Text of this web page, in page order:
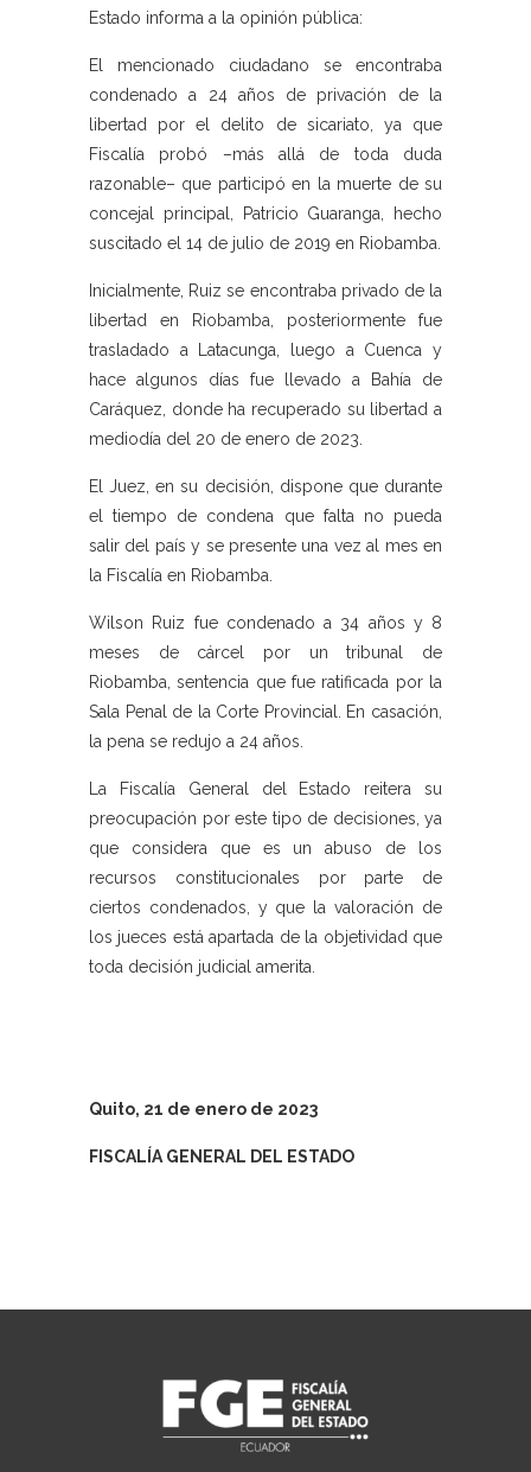
Estado informa a la opinión pública:
El mencionado ciudadano se encontraba
condenado a 24 años de privación de la
libertad por el delito de sicariato, ya que
Fiscalía probó –más allá de toda duda
razonable– que participó en la muerte de su
concejal principal, Patricio Guaranga, hecho
suscitado el 14 de julio de 2019 en Riobamba.
Inicialmente, Ruiz se encontraba privado de la
libertad en Riobamba, posteriormente fue
trasladado a Latacunga, luego a Cuenca y
hace algunos días fue llevado a Bahía de
Caráquez, donde ha recuperado su libertad a
mediodía del 20 de enero de 2023.
El Juez, en su decisión, dispone que durante
el tiempo de condena que falta no pueda
salir del país y se presente una vez al mes en
la Fiscalía en Riobamba.
Wilson Ruiz fue condenado a 34 años y 8
meses de cárcel por un tribunal de
Riobamba, sentencia que fue ratificada por la
Sala Penal de la Corte Provincial. En casación,
la pena se redujo a 24 años.
La Fiscalía General del Estado reitera su
preocupación por este tipo de decisiones, ya
que considera que es un abuso de los
recursos constitucionales por parte de
ciertos condenados, y que la valoración de
los jueces está apartada de la objetividad que
toda decisión judicial amerita.
Quito, 21 de enero de 2023
FISCALÍA GENERAL DEL ESTADO